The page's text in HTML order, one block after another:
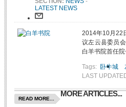
LATEST NEWS
2014年10月22
议左云县委员
白羊书院首任院
Tags: 卧牛城
LAST
READ MORE...
MORE ARTICLES...